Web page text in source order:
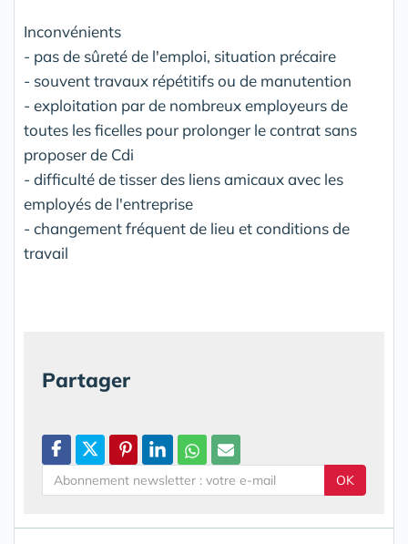
Inconvénients
- pas de sûreté de l'emploi, situation précaire
- souvent travaux répétitifs ou de manutention
- exploitation par de nombreux employeurs de
toutes les ficelles pour prolonger le contrat sans
proposer de Cdi
- difficulté de tisser des liens amicaux avec les
employés de l'entreprise
- changement fréquent de lieu et conditions de
travail
Partager
OK